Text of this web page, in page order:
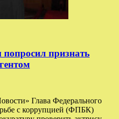
признать
Глава Федерального
с коррупцией (ФПБК)